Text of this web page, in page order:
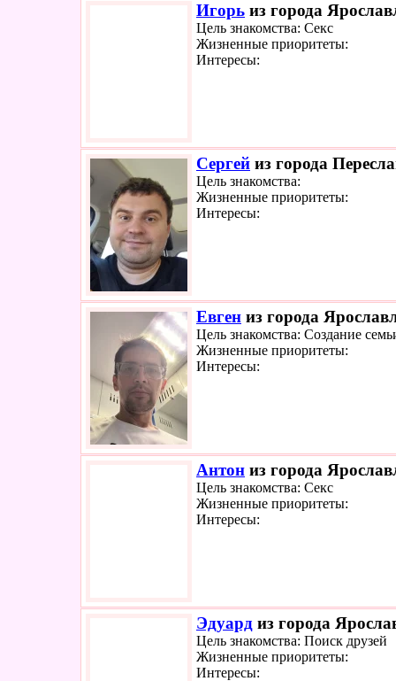
Игорь из города
Цель знакомства: Секс
Жизненные приоритеты:
Интересы:
Сергей из города
Цель знакомства:
Жизненные приоритеты:
Интересы:
Евген из города
Цель знакомства: Создание
Жизненные приоритеты:
Интересы:
Антон из города
Цель знакомства: Секс
Жизненные приоритеты:
Интересы:
Эдуард из города
Цель знакомства: Поиск друзей
Жизненные приоритеты:
Интересы: